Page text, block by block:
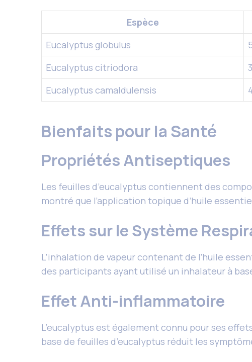
Espèce
Eucalyptus globulus
Eucalyptus citriodora
Eucalyptus camaldulensis
Bienfaits pour la Santé
Propriétés Antiseptiques
Les feuilles d’eucalyptus contiennent des
montré que l’application topique d’huile
Effets sur le Système
L’inhalation de vapeur contenant de l’huile
des participants ayant utilisé un inhalateur à
Effet Anti-inflammatoire
L’eucalyptus est également connu pour ses
base de feuilles d’eucalyptus réduit les